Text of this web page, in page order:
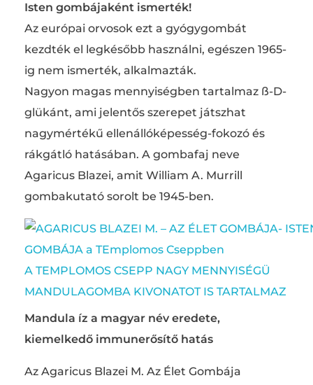
Isten gombájaként ismerték!
Az európai orvosok ezt a gyógygombát
kezdték el legkésőbb használni, egészen 1965-
ig nem ismerték, alkalmazták.
Nagyon magas mennyiségben tartalmaz ß-D-
glükánt, ami jelentős szerepet játszhat
nagymértékű ellenállóképesség-fokozó és
rákgátló hatásában. A gombafaj neve
Agaricus Blazei, amit William A. Murrill
gombakutató sorolt be 1945-ben.
A TEMPLOMOS CSEPP NAGY MENNYISÉGÜ
MANDULAGOMBA KIVONATOT IS TARTALMAZ
Mandula íz a magyar név eredete,
kiemelkedő immunerősítő hatás
Az Agaricus Blazei M. Az Élet Gombája